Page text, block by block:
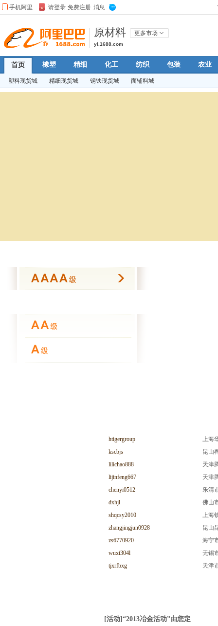
原材料 更多市场
yl.1688.com
首页 橡塑 精细 化工 纺织 包装 农业
塑料现货城 精细现货城 钢铁现货城 面辅料城
htigergroup
上海
kscbjs
昆山
lilichao888
天津
lijinfeng667
天津
chenyi0512
乐清
dxhjl
佛山
shqcsy2010
上海
zhangjingjun0928
昆山
zs6770920
海宁
wuxi304l
无锡
tjxrfbxg
天津
hualeijie
[活动]“2013冶金活动”由您定